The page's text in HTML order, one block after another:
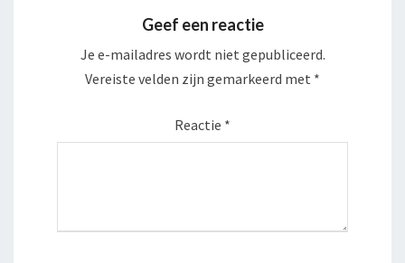
Geef een reactie
Je e-mailadres wordt niet gepubliceerd.
Vereiste velden zijn gemarkeerd met *
Reactie *